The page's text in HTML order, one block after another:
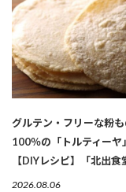
グルテン・フリーな粉
100％の「トルティーヤ」
【DIYレシピ】「北出
2026.08.06